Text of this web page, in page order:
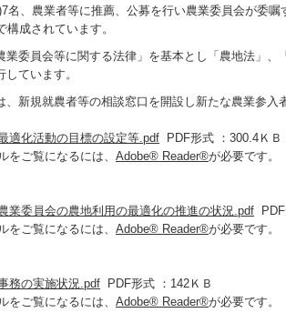
名、農業者等に推薦、公募を行い農業委員会が委
構成されています。
委員会等に関する法律」を基本とし「農地法」、
ています。
新規就農者等の相談窓口を開設し新たな農業参入
適化活動の目標の設定等.pdf PDF形式 ：300.4ＫＢ
をご覧になるには、 Adobe® Reader®が必要です。
業委員会の農地利用の最適化の推進の状況.pdf
をご覧になるには、 Adobe® Reader®が必要です。
務の実施状況.pdf PDF形式 ：142ＫＢ
をご覧になるには、 Adobe® Reader®が必要です。